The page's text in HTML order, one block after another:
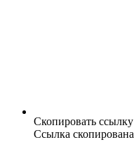
Скопировать ссылку
Ссылка скопирована